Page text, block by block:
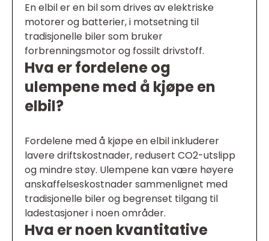
En elbil er en bil som drives av elektriske
motorer og batterier, i motsetning til
tradisjonelle biler som bruker
forbrenningsmotor og fossilt drivstoff.
Hva er fordelene og
ulempene med å kjøpe en
elbil?
Fordelene med å kjøpe en elbil inkluderer
lavere driftskostnader, redusert CO2-utslipp
og mindre støy. Ulempene kan være høyere
anskaffelseskostnader sammenlignet med
tradisjonelle biler og begrenset tilgang til
ladestasjoner i noen områder.
Hva er noen kvantitative